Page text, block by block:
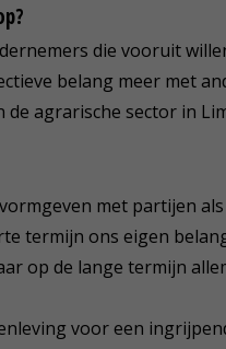
die vooruit
belang meer met
agrarische sector in
met partijen
termijn ons eigen
op de lange termijn
voor een